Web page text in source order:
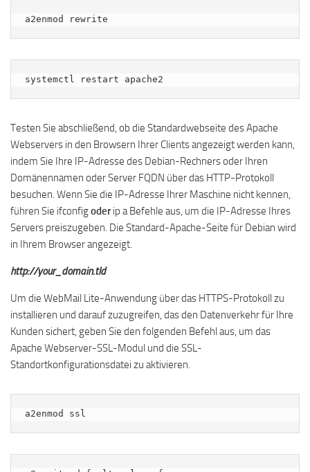
a2enmod rewrite
systemctl restart apache2
Testen Sie abschließend, ob die Standardwebseite des Apache
Webservers in den Browsern Ihrer Clients angezeigt werden kann,
indem Sie Ihre IP-Adresse des Debian-Rechners oder Ihren
Domänennamen oder Server FQDN über das HTTP-Protokoll
besuchen. Wenn Sie die IP-Adresse Ihrer Maschine nicht kennen,
führen Sie ifconfigoderip a Befehle aus, um die IP-Adresse Ihres
Servers preiszugeben. Die Standard-Apache-Seite für Debian wird
in Ihrem Browser angezeigt.
http://your_domain.tld
Um die WebMail Lite-Anwendung über das HTTPS-Protokoll zu
installieren und darauf zuzugreifen, das den Datenverkehr für Ihre
Kunden sichert, geben Sie den folgenden Befehl aus, um das
Apache Webserver-SSL-Modul und die SSL-
Standortkonfigurationsdatei zu aktivieren.
a2enmod ssl